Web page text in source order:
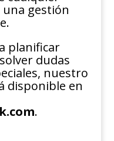
gestión
planificar
dudas
nuestro
disponible en
.